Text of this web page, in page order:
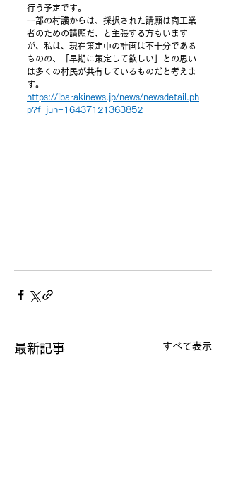
行う予定です。
一部の村議からは、採択された請願は商工業
者のための請願だ、と主張する方もいます
が、私は、現在策定中の計画は不十分である
ものの、「早期に策定して欲しい」との思い
は多くの村民が共有しているものだと考えま
す。
https://ibarakinews.jp/news/newsdetail.ph
p?f_jun=16437121363852
最新記事 すべて表示